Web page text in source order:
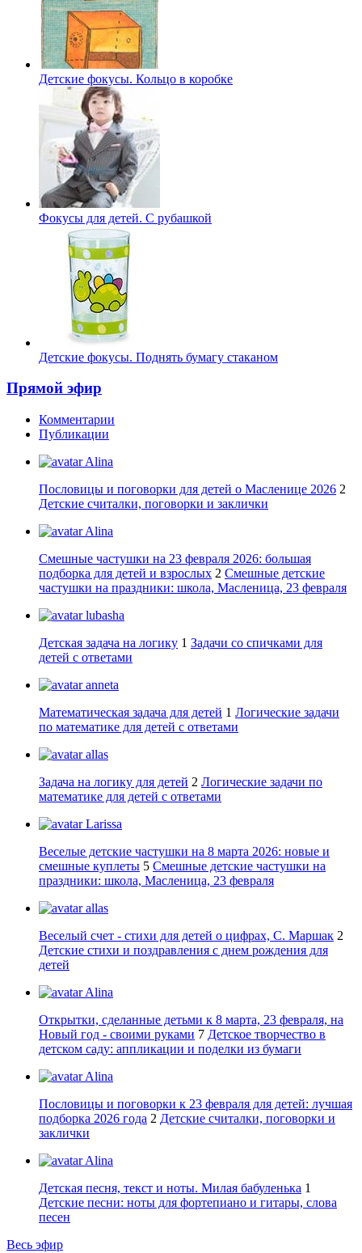
Детские фокусы. Кольцо в коробке
Фокусы для детей. С рубашкой
Детские фокусы. Поднять бумагу стаканом
Прямой эфир
Комментарии
Публикации
Alina
Пословицы и поговорки для детей о Масленице 2026 2
Детские считалки, поговорки и заклички
Alina
Смешные частушки на 23 февраля 2026: большая
подборка для детей и взрослых 2 Смешные детские
частушки на праздники: школа, Масленица, 23 февраля
lubasha
Детская задача на логику 1 Задачи со спичками для
детей с ответами
anneta
Математическая задача для детей 1 Логические задачи
по математике для детей с ответами
allas
Задача на логику для детей 2 Логические задачи по
математике для детей с ответами
Larissa
Веселые детские частушки на 8 марта 2026: новые и
смешные куплеты 5 Смешные детские частушки на
праздники: школа, Масленица, 23 февраля
allas
Веселый счет - стихи для детей о цифрах, С. Маршак 2
Детские стихи и поздравления с днем рождения для
детей
Alina
Открытки, сделанные детьми к 8 марта, 23 февраля, на
Новый год - своими руками 7 Детское творчество в
детском саду: аппликации и поделки из бумаги
Alina
Пословицы и поговорки к 23 февраля для детей: лучшая
подборка 2026 года 2 Детские считалки, поговорки и
заклички
Alina
Детская песня, текст и ноты. Милая бабуленька 1
Детские песни: ноты для фортепиано и гитары, слова
песен
Весь эфир